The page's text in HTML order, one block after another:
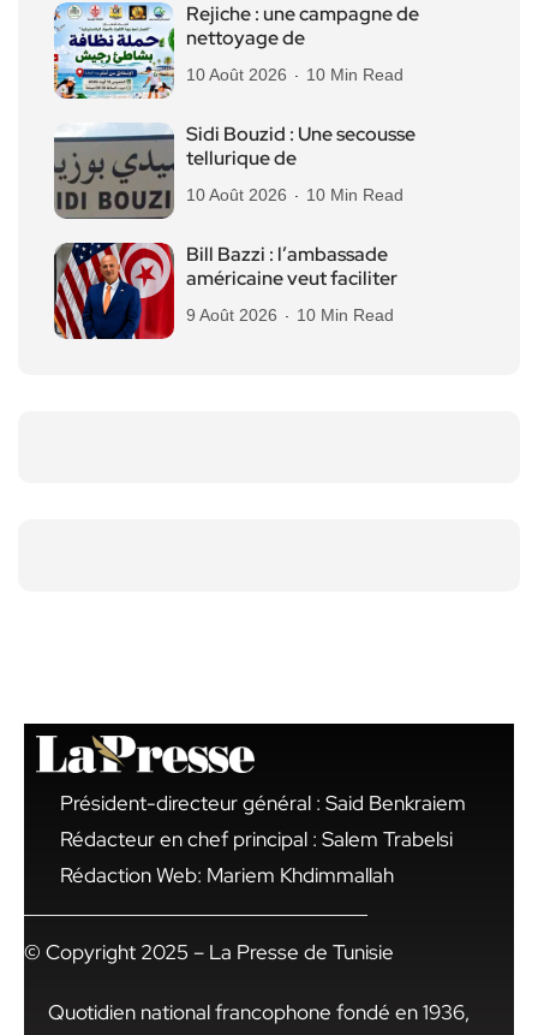
Rejiche : une campagne de
nettoyage de
10 Août 2026 10 Min Read
Sidi Bouzid : Une secousse
tellurique de
10 Août 2026 10 Min Read
Bill Bazzi : l’ambassade
américaine veut faciliter
9 Août 2026 10 Min Read
Président-directeur général : Said Benkraiem
Rédacteur en chef principal : Salem Trabelsi
Rédaction Web: Mariem Khdimmallah
© Copyright 2025 – La Presse de Tunisie
Quotidien national francophone fondé en 1936,